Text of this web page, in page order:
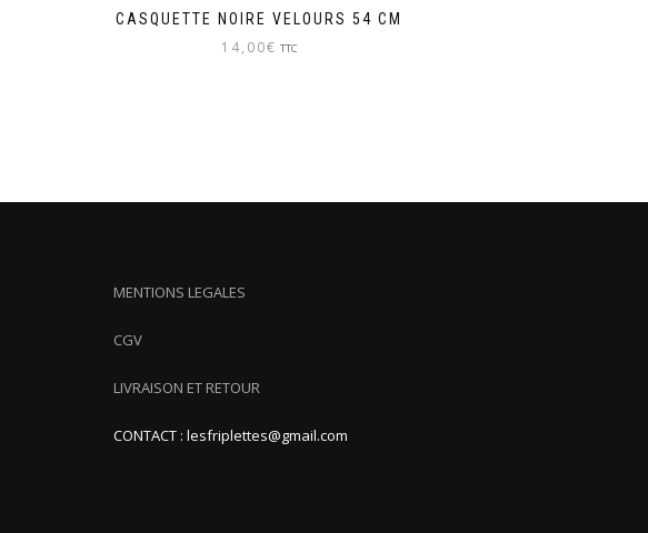
CASQUETTE NOIRE VELOURS 54 CM
14,00€ TTC
MENTIONS LEGALES
CGV
LIVRAISON ET RETOUR
CONTACT : lesfriplettes@gmail.com